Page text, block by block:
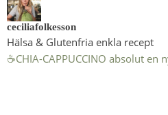
ceciliafolkesson
Hälsa & Glutenfria enkla recept
☕️CHIA-CAPPUCCINO absolut